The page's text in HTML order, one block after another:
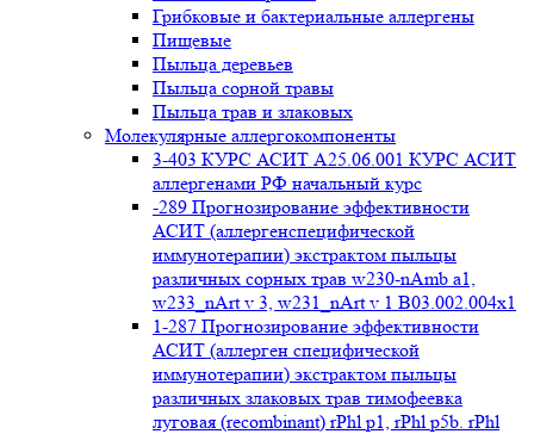
Грибковые и бактериальные аллергены
Пищевые
Пыльца деревьев
Пыльца сорной травы
Пыльца трав и злаковых
Молекулярные аллергокомпоненты
3-403 КУРС АСИТ А25.06.001 КУРС АСИТ
аллергенами РФ начальный курс
-289 Прогнозирование эффективности
АСИТ (аллергенспецифической
иммунотерапии) экстрактом пыльцы
различных сорных трав w230-nAmb a1,
w233_nArt v 3, w231_nArt v 1 В03.002.004x1
1-287 Прогнозирование эффективности
АСИТ (аллерген специфической
иммунотерапии) экстрактом пыльцы
различных злаковых трав тимофеевка
луговая (recombinant) rPhl p1, rPhl p5b. rPhl